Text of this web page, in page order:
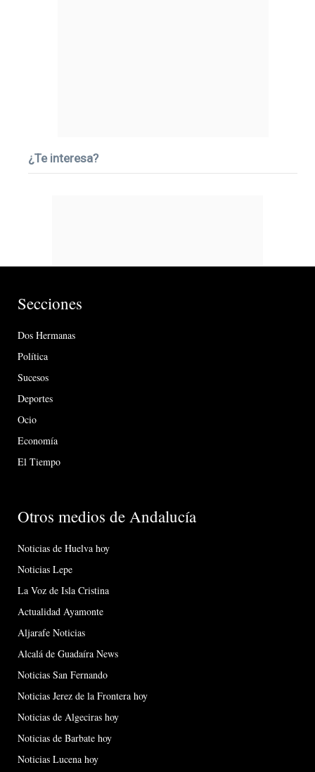
¿Te interesa?
Secciones
Dos Hermanas
Política
Sucesos
Deportes
Ocio
Economía
El Tiempo
Otros medios de Andalucía
Noticias de Huelva hoy
Noticias Lepe
La Voz de Isla Cristina
Actualidad Ayamonte
Aljarafe Noticias
Alcalá de Guadaíra News
Noticias San Fernando
Noticias Jerez de la Frontera hoy
Noticias de Algeciras hoy
Noticias de Barbate hoy
Noticias Lucena hoy